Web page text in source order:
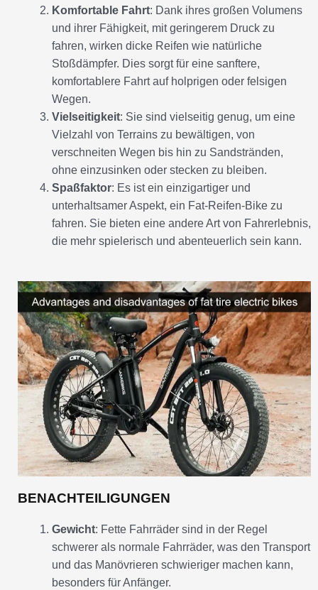
Komfortable Fahrt: Dank ihres großen Volumens
und ihrer Fähigkeit, mit geringerem Druck zu
fahren, wirken dicke Reifen wie natürliche
Stoßdämpfer. Dies sorgt für eine sanftere,
komfortablere Fahrt auf holprigen oder felsigen
Wegen.
Vielseitigkeit: Sie sind vielseitig genug, um eine
Vielzahl von Terrains zu bewältigen, von
verschneiten Wegen bis hin zu Sandstränden,
ohne einzusinken oder stecken zu bleiben.
Spaßfaktor: Es ist ein einzigartiger und
unterhaltsamer Aspekt, ein Fat-Reifen-Bike zu
fahren. Sie bieten eine andere Art von Fahrerlebnis,
die mehr spielerisch und abenteuerlich sein kann.
BENACHTEILIGUNGEN
Gewicht: Fette Fahrräder sind in der Regel
schwerer als normale Fahrräder, was den Transport
und das Manövrieren schwieriger machen kann,
besonders für Anfänger.